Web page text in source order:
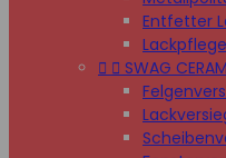
Entfetter
  SWAG